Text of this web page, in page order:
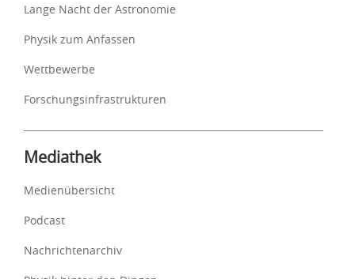
Lange Nacht der Astronomie
Physik zum Anfassen
Wettbewerbe
Forschungsinfrastrukturen
Mediathek
Medienübersicht
Podcast
Nachrichtenarchiv